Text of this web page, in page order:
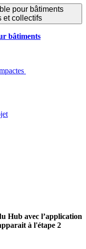
pour bâtiments
et collectifs
bâtiments
Hub avec l’application
à l'étape 2